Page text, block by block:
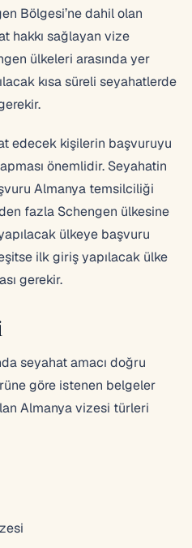
Bölgesi’ne dahil olan
hakkı sağlayan vize
ülkeleri arasında yer
kısa süreli seyahatlerde
edecek kişilerin başvuruyu
önemlidir. Seyahatin
Almanya temsilciliği
fazla Schengen ülkesine
ülkeye başvuru
ilk giriş yapılacak ülke
gerekir.
seyahat amacı doğru
göre istenen belgeler
Almanya vizesi türleri